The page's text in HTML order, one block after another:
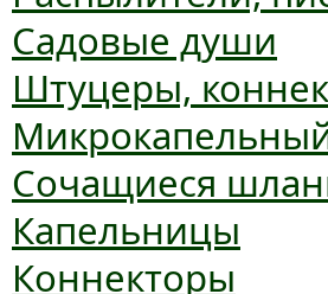
Садовые души
Штуцеры,
Сочащиеся
Капельницы
Коннекторы